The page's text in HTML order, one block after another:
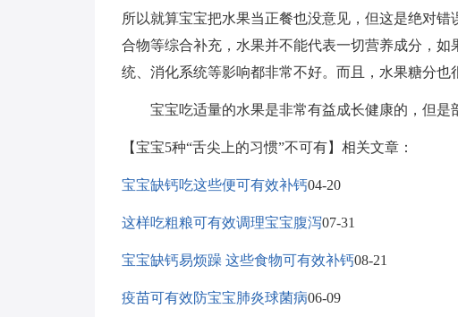
所以就算宝宝把水果当正餐也没意见，但这是绝对
合物等综合补充，水果并不能代表一切营养成分，
统、消化系统等影响都非常不好。而且，水果糖分也
宝宝吃适量的水果是非常有益成长健康的，但是
【宝宝5种“舌尖上的习惯”不可有】相关文章：
宝宝缺钙吃这些便可有效补钙04-20
这样吃粗粮可有效调理宝宝腹泻07-31
宝宝缺钙易烦躁 这些食物可有效补钙08-21
疫苗可有效防宝宝肺炎球菌病06-09